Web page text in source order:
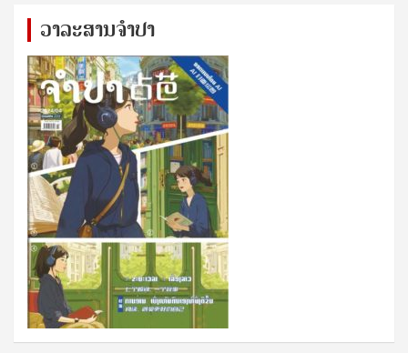
ວາລະສານຈຳປາ